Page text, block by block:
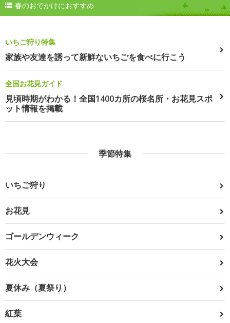
春のおでかけにおすすめ
いちご狩り特集
家族や友達を誘って新鮮ないちごを食べに行こう
全国お花見ガイド
見頃時期がわかる！全国1400カ所の桜名所・お花見スポ
ット情報を掲載
季節特集
いちご狩り
お花見
ゴールデンウィーク
花火大会
夏休み（夏祭り）
紅葉